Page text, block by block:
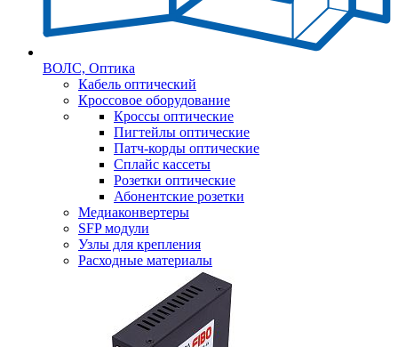
ВОЛС, Оптика
Кабель оптический
Кроссовое оборудование
Кроссы оптические
Пигтейлы оптические
Патч-корды оптические
Сплайс кассеты
Розетки оптические
Абонентские розетки
Медиаконвертеры
SFP модули
Узлы для крепления
Расходные материалы